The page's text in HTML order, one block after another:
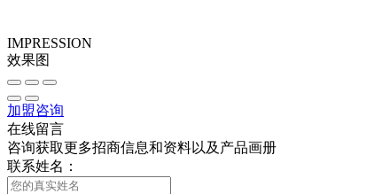
IMPRESSION
效果图
加盟咨询
在线留言
咨询获取更多招商信息和资料以及产品画册
联系姓名：